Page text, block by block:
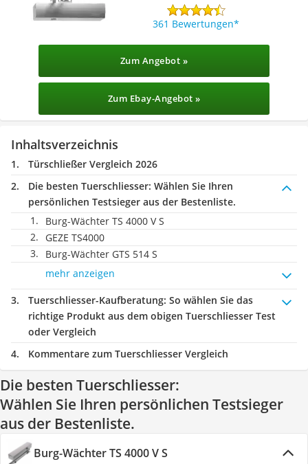
361 Bewertungen
Zum Angebot »
Zum Ebay-Angebot »
Inhaltsverzeichnis
Türschließer Vergleich 2026
Die besten Tuerschliesser: Wählen Sie Ihren
persönlichen Testsieger aus der Bestenliste.
Burg-Wächter TS 4000 V S
GEZE TS4000
Burg-Wächter GTS 514 S
mehr anzeigen
Tuerschliesser-Kaufberatung: So wählen Sie das
richtige Produkt aus dem obigen Tuerschliesser Test
oder Vergleich
Kommentare zum Tuerschliesser Vergleich
Die besten Tuerschliesser:
Wählen Sie Ihren persönlichen Testsieger
aus der Bestenliste.
Burg-Wächter TS 4000 V S